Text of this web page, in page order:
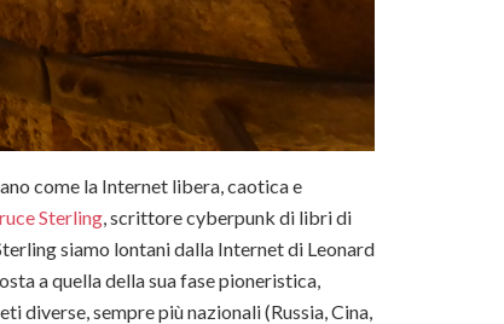
come la Internet libera, caotica e
Sterling , scrittore cyberpunk di libri di
siamo lontani dalla Internet di Leonard
a quella della sua fase pioneristica,
diverse, sempre più nazionali (Russia, Cina,